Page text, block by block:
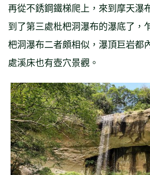
再從不銹鋼鐵梯爬上，來到摩天瀑
到了第三處枇杷洞瀑布的瀑底了，
杷洞瀑布二者頗相似，瀑頂巨岩都
處溪床也有壺穴景觀。